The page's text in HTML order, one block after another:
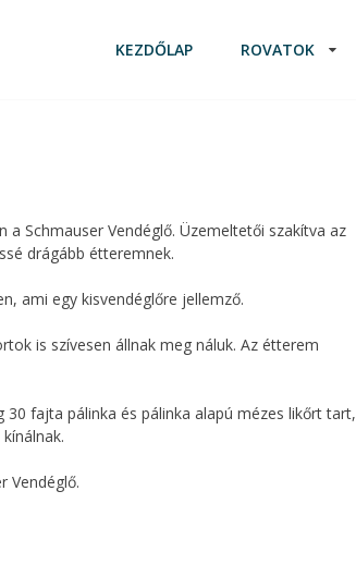
KEZDŐLAP ROVATOK
Schmauser Vendéglő. Üzemeltetői szakítva az
drágább étteremnek.
ami egy kisvendéglőre jellemző.
is szívesen állnak meg náluk. Az étterem
30 fajta pálinka és pálinka alapú mézes likőrt tart,
Vendéglő.